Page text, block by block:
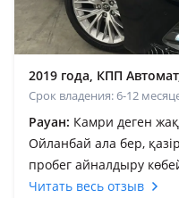
2019 года, КПП
Срок владения: 6-12
Рауан: Камри деген
Ойланбай ала бер,
пробег айналдыру
Камри түрі де әдемі,
Читать весь отзыв